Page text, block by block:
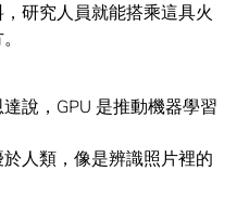
研究人員就能搭乘這具火
說，GPU 是推動機器學習
人類，像是辨識照片裡的